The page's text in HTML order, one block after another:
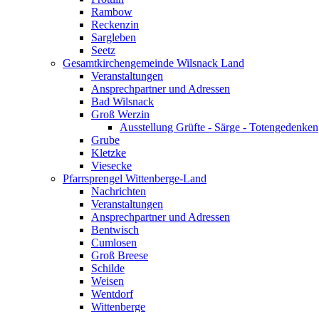
Rambow
Reckenzin
Sargleben
Seetz
Gesamtkirchengemeinde Wilsnack Land
Veranstaltungen
Ansprechpartner und Adressen
Bad Wilsnack
Groß Werzin
Ausstellung Grüfte - Särge - Totengedenken
Grube
Kletzke
Viesecke
Pfarrsprengel Wittenberge-Land
Nachrichten
Veranstaltungen
Ansprechpartner und Adressen
Bentwisch
Cumlosen
Groß Breese
Schilde
Weisen
Wentdorf
Wittenberge